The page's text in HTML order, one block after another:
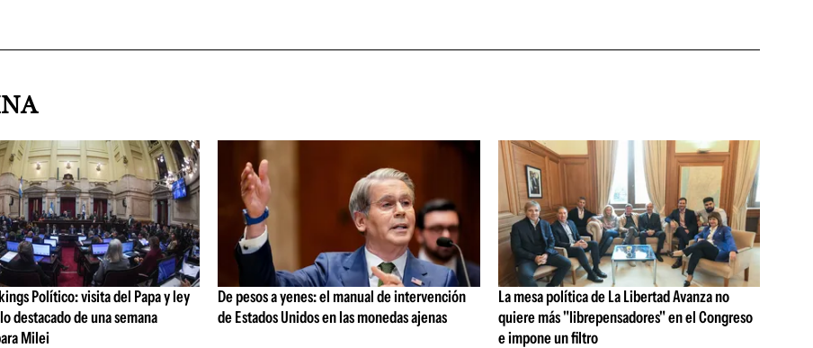
Político: visita del Papa y ley
destacado de una semana
Milei
De pesos a yenes: el manual de intervención
de Estados Unidos en las monedas ajenas
La mesa política de La Libertad Avanza no
quiere más "librepensadores" en el Congreso
e impone un filtro